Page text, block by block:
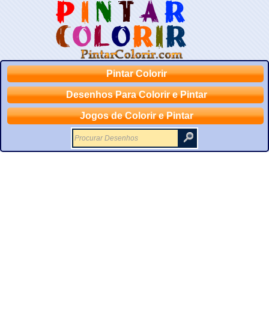
Pintar Colorir
Desenhos Para Colorir e Pintar
Jogos de Colorir e Pintar